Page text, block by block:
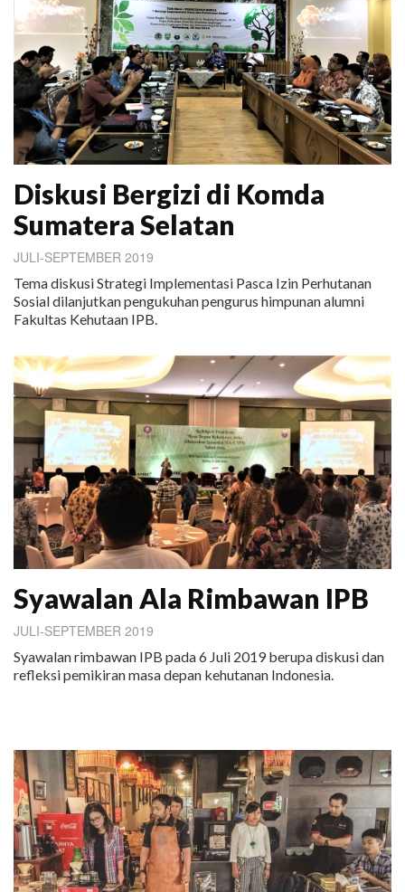
Diskusi Bergizi di Komda
Sumatera Selatan
JULI-SEPTEMBER 2019
Tema diskusi Strategi Implementasi Pasca Izin Perhutanan
Sosial dilanjutkan pengukuhan pengurus himpunan alumni
Fakultas Kehutaan IPB.
Syawalan Ala Rimbawan IPB
JULI-SEPTEMBER 2019
Syawalan rimbawan IPB pada 6 Juli 2019 berupa diskusi dan
refleksi pemikiran masa depan kehutanan Indonesia.